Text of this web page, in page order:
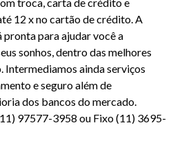
troca, carta de crédito e
12 x no cartão de crédito. A
pronta para ajudar você a
sonhos, dentro das melhores
Intermediamos ainda serviços
e seguro além de
dos bancos do mercado.
97577-3958 ou Fixo (11) 3695-